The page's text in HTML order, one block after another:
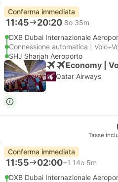
Conferma immediata
11:45 20:20 8o 35m
DXB Dubai Internazionale
Connessione automatica |
SHJ Sharjah Aeroporto
Economy |
Qatar Airways
Tasse
Conferma immediata
11:55 02:00+1 14o 5m
DXB Dubai Internazionale